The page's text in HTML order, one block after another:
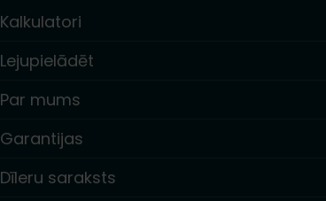
Kalkulatori
Lejupielādēt
Par mums
Garantijas
Dīleru saraksts